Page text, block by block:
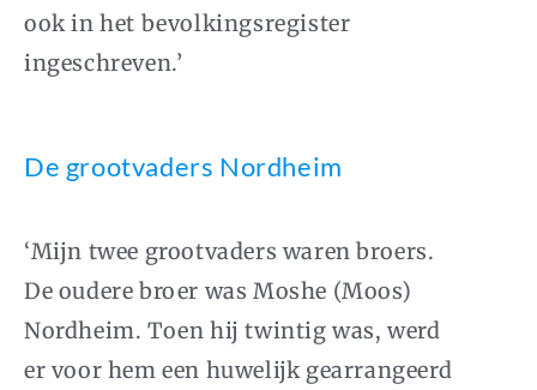
ook in het bevolkingsregister
ingeschreven.’
De grootvaders Nordheim
‘Mijn twee grootvaders waren broers.
De oudere broer was Moshe (Moos)
Nordheim. Toen hij twintig was, werd
er voor hem een huwelijk gearrangeerd